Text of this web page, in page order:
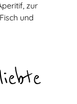
zur
und